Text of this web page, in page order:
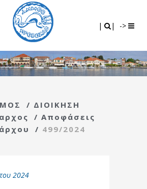
| | ->
/ ΔΙΟΙΚΗΣΗ
/ Αποφάσεις
/ 499/2024
2024